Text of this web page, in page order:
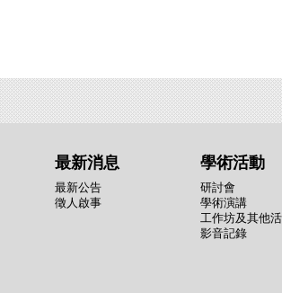
最新消息
最新公告
徵人啟事
學術活動
研討會
學術演講
工作坊及其他
影音記錄